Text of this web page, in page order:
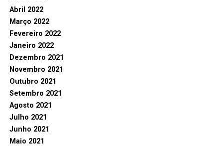
Abril 2022
Março 2022
Fevereiro 2022
Janeiro 2022
Dezembro 2021
Novembro 2021
Outubro 2021
Setembro 2021
Agosto 2021
Julho 2021
Junho 2021
Maio 2021